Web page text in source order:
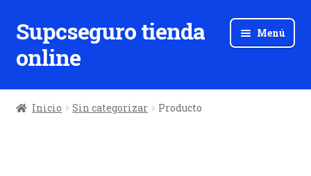
Ir
a
la
Ir
al
contenido
Supcseguro tienda
online
Menú
Inicio Sin categorizar Producto